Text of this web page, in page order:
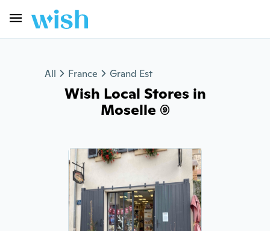
All France Grand Est
Wish Local Stores in
Moselle (9)